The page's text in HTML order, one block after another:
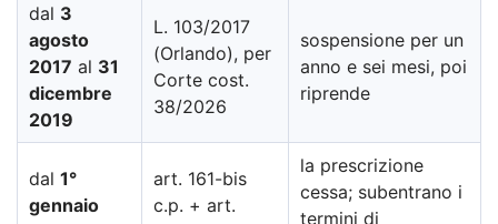
dal 3
agosto
2017 al 31
dicembre
2019
L. 103/2017
(Orlando), per
Corte cost.
38/2026
sospensione per un
anno e sei mesi, poi
riprende
dal 1°
gennaio
art. 161-bis
c.p. + art.
la prescrizione
cessa; subentrano i
termini di